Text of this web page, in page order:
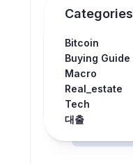
Categories
Bitcoin
Buying Guide
Macro
Real_estate
Tech
대출